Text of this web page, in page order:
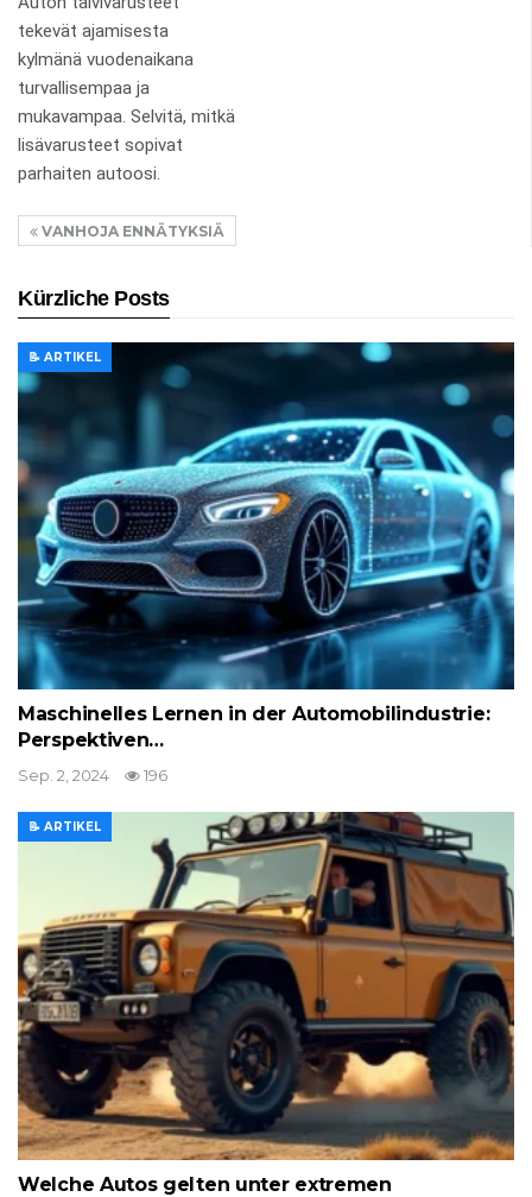
tekevät ajamisesta
kylmänä vuodenaikana
turvallisempaa ja
mukavampaa. Selvitä, mitkä
lisävarusteet sopivat
parhaiten autoosi.
VANHOJA ENNÄTYKSIÄ
Kürzliche Posts
📝 ARTIKEL
Maschinelles Lernen in der Automobilindustrie:
Perspektiven…
Sep. 2, 2024 196
📝 ARTIKEL
Welche Autos gelten unter extremen